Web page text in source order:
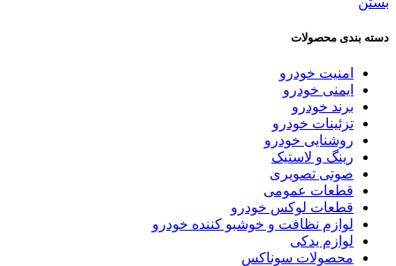
دسته بندی محصولات
امنیت خودرو
ایمنی خودرو
برند خودرو
تزئینات خودرو
روشنایی خودرو
رینگ و لاستیک
صوتی تصویری
قطعات عمومی
قطعات لوکس خودرو
لوازم نظافت و خوشبو کننده خودرو
لوازم یدکی
محصولات سوناکس